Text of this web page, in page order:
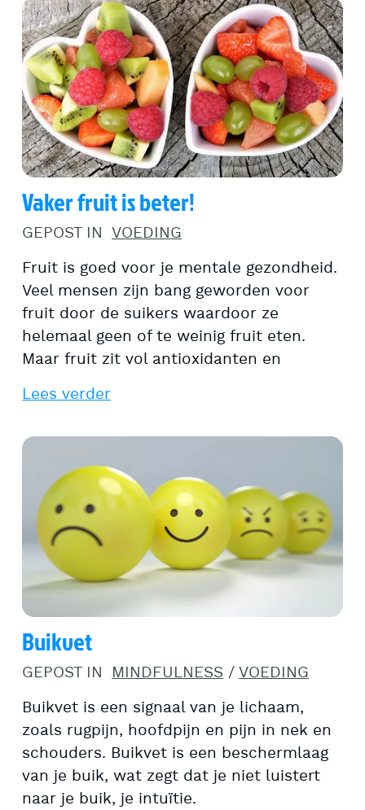
Vaker fruit is beter!
GEPOST IN VOEDING
Fruit is goed voor je mentale gezondheid.
Veel mensen zijn bang geworden voor
fruit door de suikers waardoor ze
helemaal geen of te weinig fruit eten.
Maar fruit zit vol antioxidanten en
Lees verder
Buikvet
GEPOST IN MINDFULNESS /VOEDING
Buikvet is een signaal van je lichaam,
zoals rugpijn, hoofdpijn en pijn in nek en
schouders. Buikvet is een beschermlaag
van je buik, wat zegt dat je niet luistert
naar je buik, je intuïtie.